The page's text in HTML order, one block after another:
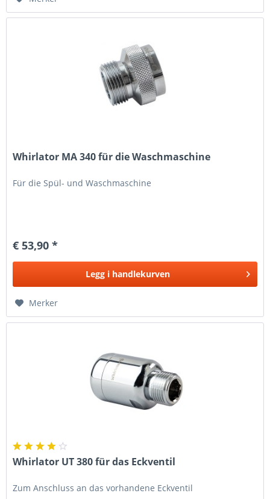
Whirlator MA 340 für die Waschmaschine
Für die Spül- und Waschmaschine
€ 53,90 *
Legg i handlekurven
Merker
Whirlator UT 380 für das Eckventil
Zum Anschluss an das vorhandene Eckventil